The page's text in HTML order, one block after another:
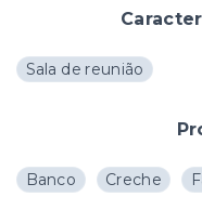
Sala de reunião
Banco Creche